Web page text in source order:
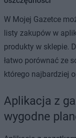
W Mojej Gazetce
listy zakupów w
produkty w sklepie.
łatwo porównać ze
którego najbardziej
Aplikacja z
wygodne